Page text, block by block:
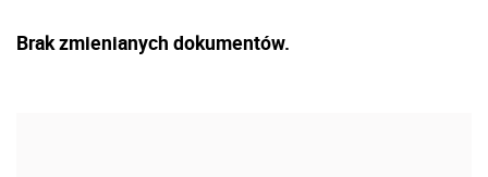
Brak zmienianych dokumentów.